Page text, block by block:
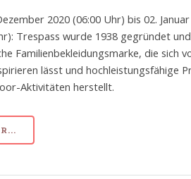
2020 (06:00 Uhr) bis 02. Januar
Trespass wurde 1938 gegründet
Familienbekleidungsmarke, die sich
lässt und hochleistungsfähige
Aktivitäten herstellt.